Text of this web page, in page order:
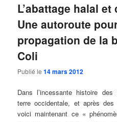
L’abattage halal et
Une autoroute
propagation de la
Coli
Publié le14 mars 2012
Dans l’incessante histoire
terre occidentale, et après
voici maintenant ce «